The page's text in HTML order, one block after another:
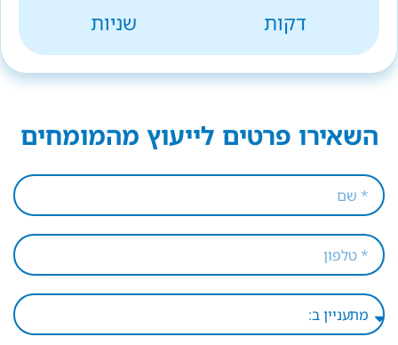
דקות
שניות
השאירו פרטים לייעוץ מהמומחים